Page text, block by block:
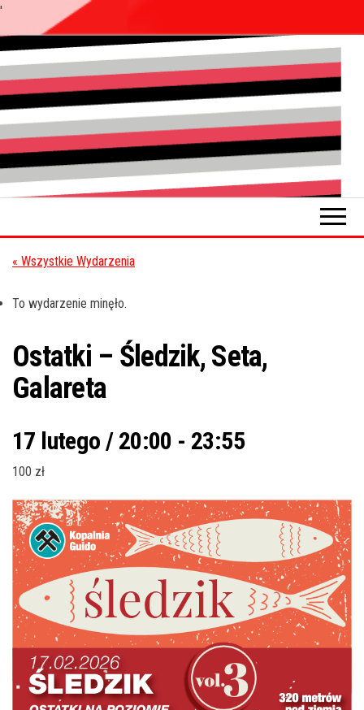
'
Przejdź
do
treści
Pokładykultury.eu
« Wszystkie Wydarzenia
To wydarzenie minęło.
Ostatki – Śledzik, Seta,
Galareta
17 lutego / 20:00 - 23:55
100 zł